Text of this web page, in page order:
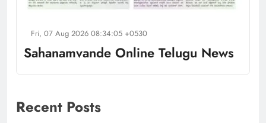
Fri, 07 Aug 2026 08:34:05 +0530
Sahanamvande Online Telugu News
Recent Posts